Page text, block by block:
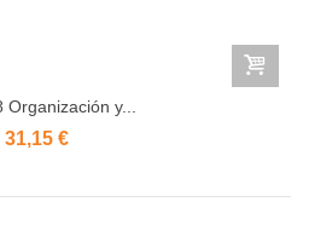
Organización y...
31,15 €